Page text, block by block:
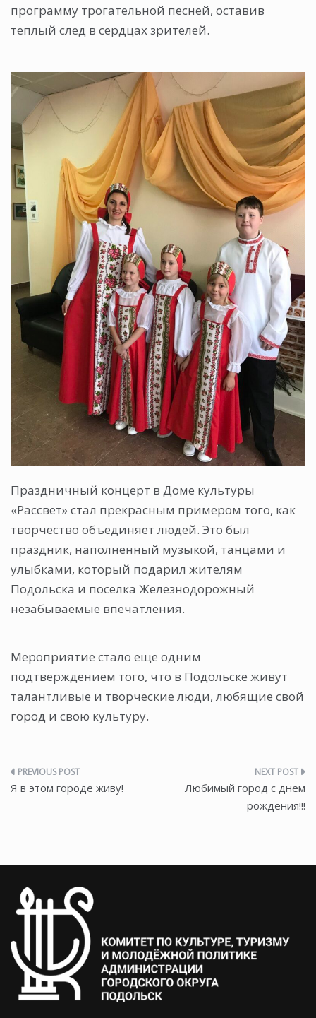
программу трогательной песней, оставив
теплый след в сердцах зрителей.
Праздничный концерт в Доме культуры
«Рассвет» стал прекрасным примером того, как
творчество объединяет людей. Это был
праздник, наполненный музыкой, танцами и
улыбками, который подарил жителям
Подольска и поселка Железнодорожный
незабываемые впечатления.
Мероприятие стало еще одним
подтверждением того, что в Подольске живут
талантливые и творческие люди, любящие свой
город и свою культуру.
Навигация
Я в этом городе живу!
Любимый город с днем
рождения!!!